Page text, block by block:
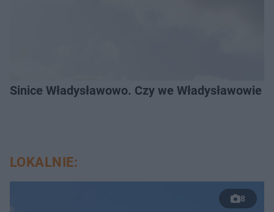
Sinice Władysławowo. Czy we
LOKALNIE:
8